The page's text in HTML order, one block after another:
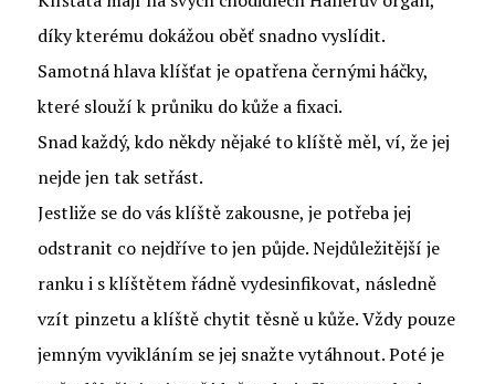
díky kterému dokážou oběť snadno vyslídit.
Samotná hlava klíšťat je opatřena černými háčky,
které slouží k průniku do kůže a fixaci.
Snad každý, kdo někdy nějaké to klíště měl, ví, že jej
nejde jen tak setřást.
Jestliže se do vás klíště zakousne, je potřeba jej
odstranit co nejdříve to jen půjde. Nejdůležitější je
ranku i s klíštětem řádně vydesinfikovat, následně
vzít pinzetu a klíště chytit těsně u kůže. Vždy pouze
jemným vyvikláním se jej snažte vytáhnout. Poté je